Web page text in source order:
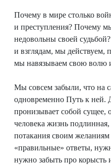
Почему в мире столько
и преступления? Почему
недовольны своей
и взглядам, мы действуем,
мы навязываем свою волю
Мы совсем забыли, что на
одновременно Путь к ней.
пронизывает собой сущее,
человека жизнь
потакания своим желаниям
«правильные» ответы,
нужно забыть про корысть